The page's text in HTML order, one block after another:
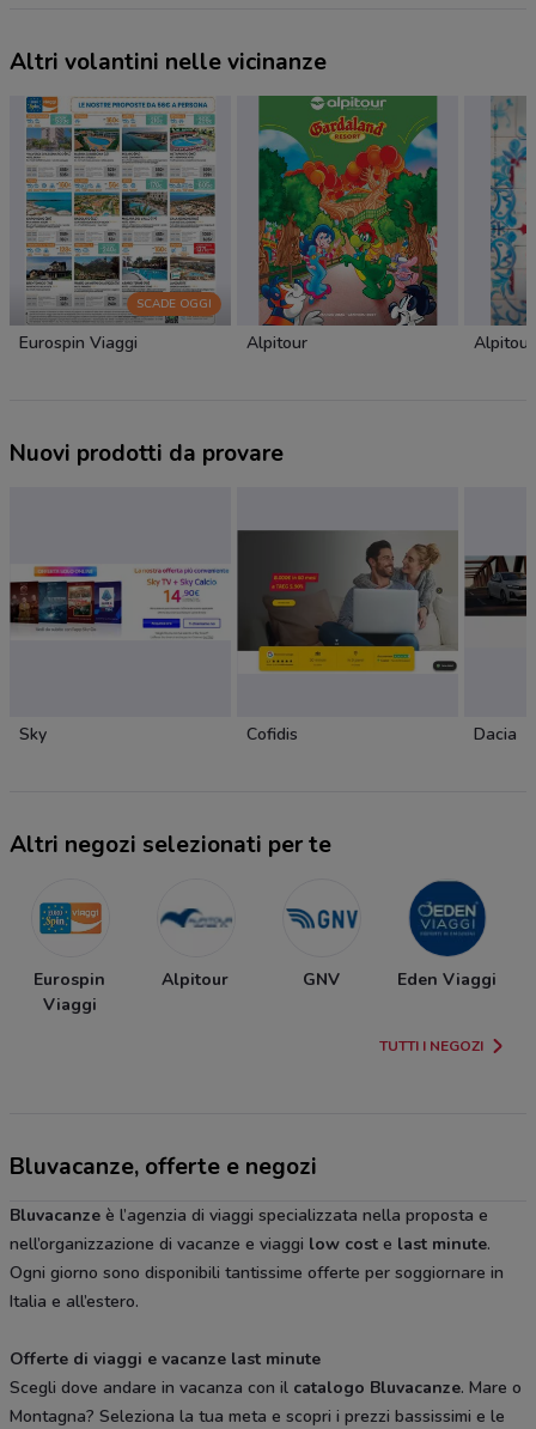
Altri volantini nelle vicinanze
SCADE OGGI
Eurospin Viaggi Alpitour Alpitour
Nuovi prodotti da provare
Sky Cofidis Dacia
Altri negozi selezionati per te
Eurospin
Viaggi
Alpitour GNV Eden Viaggi
TUTTI I NEGOZI
Bluvacanze, offerte e negozi
Bluvacanze è l’agenzia di viaggi specializzata nella proposta e
nell’organizzazione di vacanze e viaggi low cost e last minute.
Ogni giorno sono disponibili tantissime offerte per soggiornare in
Italia e all’estero.
Offerte di viaggi e vacanze last minute
Scegli dove andare in vacanza con il catalogo Bluvacanze. Mare o
Montagna? Seleziona la tua meta e scopri i prezzi bassissimi e le